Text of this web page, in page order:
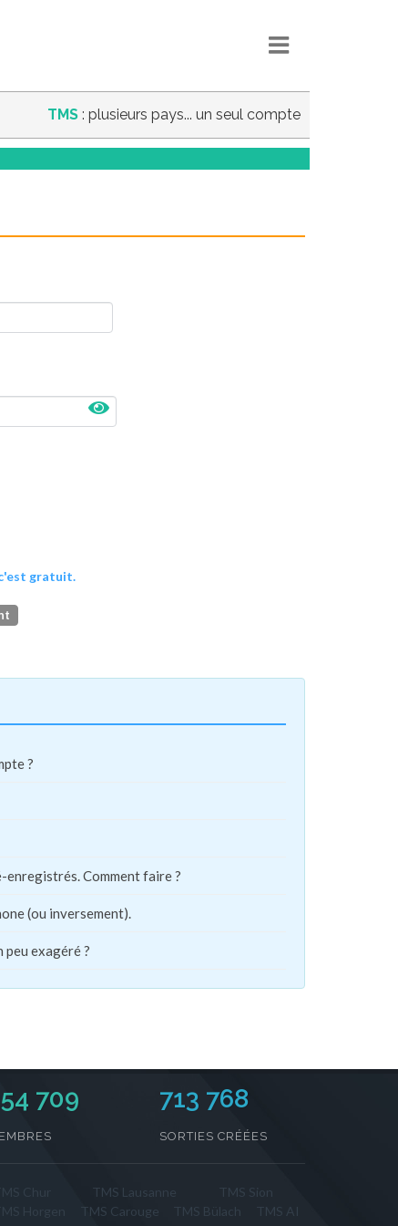
TMS : plusieurs pays... un seul compte
gratuit.
?
enregistrés. Comment faire ?
(ou inversement).
peu exagéré ?
709 713 768
SORTIES CRÉÉES
TMS Lausanne
TMS Sion
TMS Carouge TMS Bülach
TMS AI